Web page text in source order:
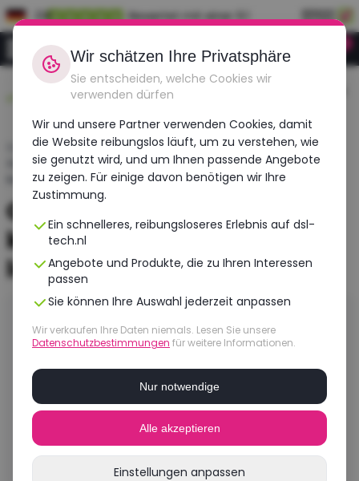
DE Bewertet mit einer 9.1
Anmeldung
Langlebig,
erschwinglich,
Vor 12:00 Uhr bestellt,
Startseite›Blogs›
Gebrauchte Laptops Kaufen Refurbished Laptops Und
Notebooks
Gebrauchte Laptops
kaufen: Refurbished
laptops und notebooks
Ein refurbished Laptop ist ein gebrauchtes
Business-Notebook von einer A-Marke wie HP,
Lenovo oder Apple, das professionell aufbereitet
und geprüft wurde. Du erhältst die Leistung eines
hochwertigen Geräts zu einem deutlich
günstigeren Preis – und entscheidest dich
gleichzeitig nachhaltig.
Wir schätzen Ihre Privatsphäre
Sie entscheiden, welche Cookies wir
verwenden dürfen
Wir und unsere Partner verwenden Cookies, damit
die Website reibungslos läuft, um zu verstehen, wie
sie genutzt wird, und um Ihnen passende Angebote
zu zeigen. Für einige davon benötigen wir Ihre
Zustimmung.
Ein schnelleres, reibungsloseres Erlebnis auf dsl-
tech.nl
Angebote und Produkte, die zu Ihren Interessen
passen
Sie können Ihre Auswahl jederzeit anpassen
Wir verkaufen Ihre Daten niemals. Lesen Sie unsere
Datenschutzbestimmungen für weitere Informationen.
Nur notwendige
Alle akzeptieren
Einstellungen anpassen